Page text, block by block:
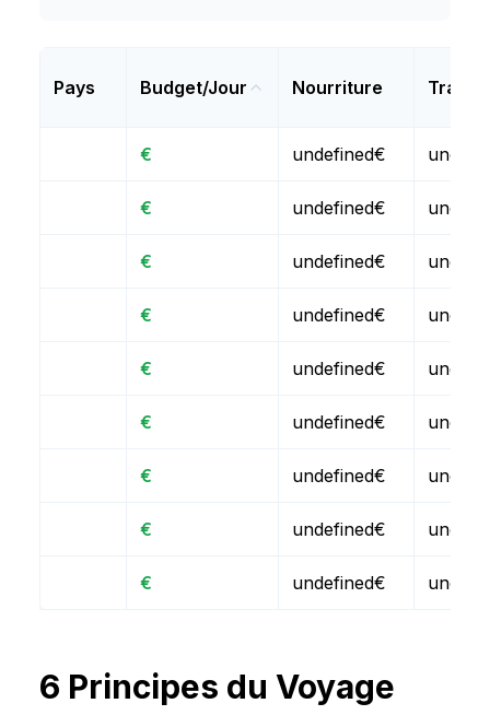
Pays Budget/Jour Nourriture
€ undefined€
€ undefined€
€ undefined€
€ undefined€
€ undefined€
€ undefined€
€ undefined€
€ undefined€
€ undefined€
6 Principes du Voyage